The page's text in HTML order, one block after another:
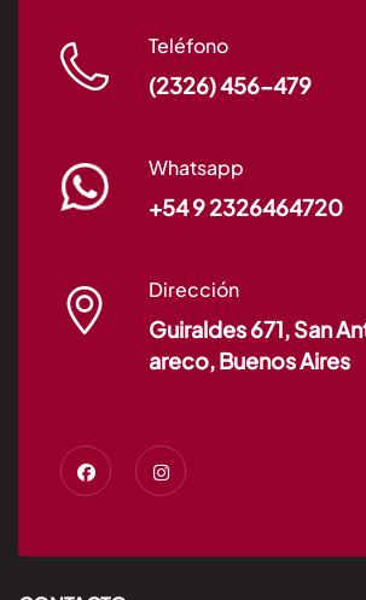
Teléfono
(2326) 456-479
Whatsapp
+54 9 2326464720
Dirección
Guiraldes 671, San
areco, Buenos Aires